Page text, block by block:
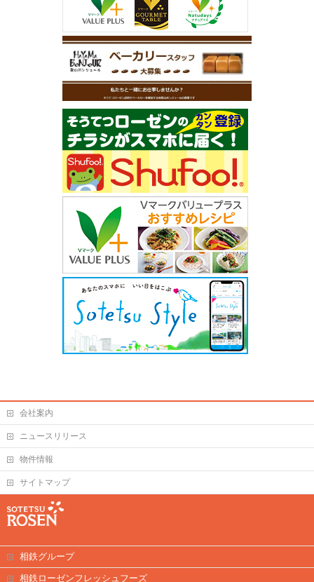
会社案内
ニュースリリース
物件情報
サイトマップ
相鉄グループ
相鉄ローゼンフレッシュフーズ